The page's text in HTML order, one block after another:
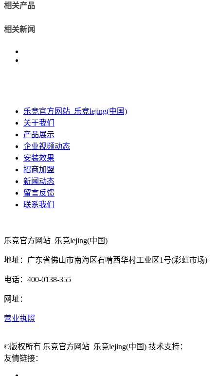
相关产品
相关新闻
乐竞官方网站_乐竞lejing(中国)
关于我们
产品展示
企业视频动态
安装效果
招商加盟
新闻动态
留言反馈
联系我们
乐竞官方网站_乐竞lejing(中国)
地址：广东省佛山市南海区石啃西华村工业区1号(彩虹市场)
电话：400-0138-355
网址：
营业执照
©版权所有 乐竞官方网站_乐竞lejing(中国) 技术支持：
友情链接：